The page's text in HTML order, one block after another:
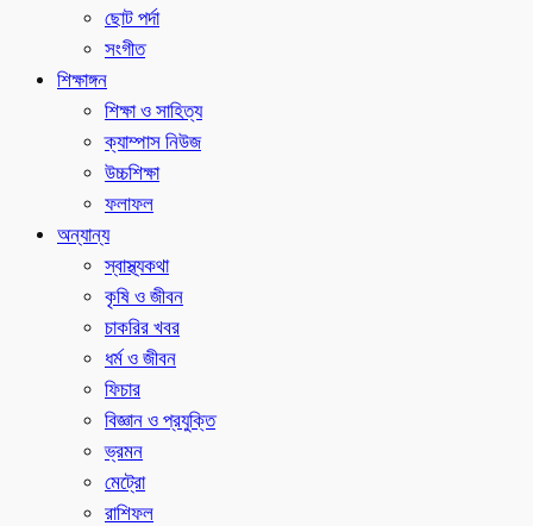
ছোট পর্দা
সংগীত
শিক্ষাঙ্গন
শিক্ষা ও সাহিত্য
ক্যাম্পাস নিউজ
উচ্চশিক্ষা
ফলাফল
অন্যান্য
স্বাস্থ্যকথা
কৃষি ও জীবন
চাকরির খবর
ধর্ম ও জীবন
ফিচার
বিজ্ঞান ও প্রযুক্তি
ভ্রমন
মেট্রো
রাশিফল